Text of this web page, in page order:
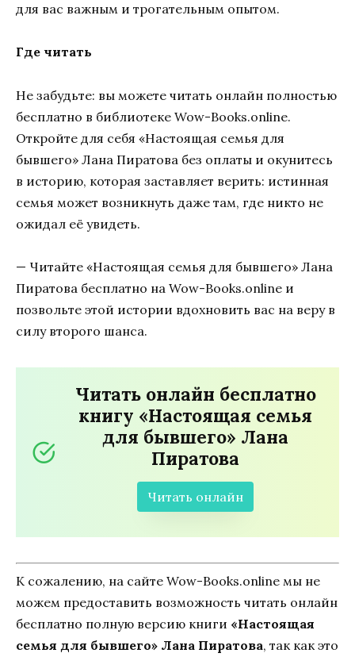
для вас важным и трогательным опытом.
Где читать
Не забудьте: вы можете читать онлайн полностью
бесплатно в библиотеке Wow-Books.online.
Откройте для себя «Настоящая семья для
бывшего» Лана Пиратова без оплаты и окунитесь
в историю, которая заставляет верить: истинная
семья может возникнуть даже там, где никто не
ожидал её увидеть.
— Читайте «Настоящая семья для бывшего» Лана
Пиратова бесплатно на Wow-Books.online и
позвольте этой истории вдохновить вас на веру в
силу второго шанса.
Читать онлайн бесплатно
книгу «Настоящая семья
для бывшего» Лана
Пиратова
Читать онлайн
К сожалению, на сайте Wow-Books.online мы не
можем предоставить возможность читать онлайн
бесплатно полную версию книги «Настоящая
семья для бывшего» Лана Пиратова, так как это